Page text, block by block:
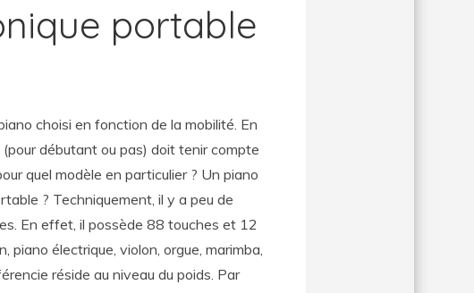
portable
choisi en fonction de la mobilité. En
débutant ou pas) doit tenir compte
quel modèle en particulier ? Un piano
? Techniquement, il y a peu de
En effet, il possède 88 touches et 12
piano électrique, violon, orgue, marimba,
réside au niveau du poids. Par